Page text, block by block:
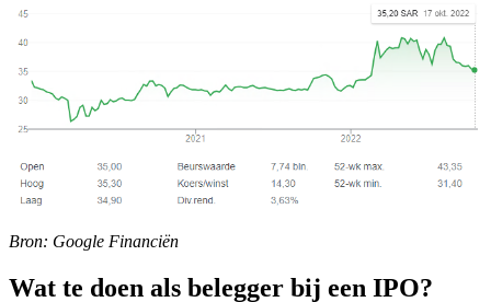
Bron: Google Financiën
Wat te doen als belegger bij een IPO?